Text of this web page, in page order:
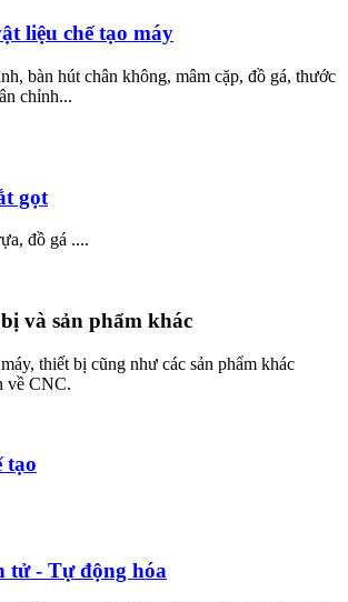
liệu chế tạo máy
bàn hút chân không, mâm cặp, đồ gá, thước
chỉnh...
gọt
đồ gá ....
và sản phẩm khác
thiết bị cũng như các sản phẩm khác
về CNC.
tạo
tử - Tự động hóa